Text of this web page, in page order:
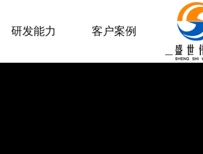
研发能力 客户案例